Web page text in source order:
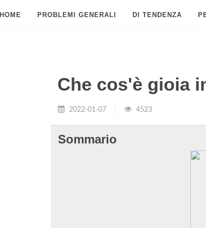
PROBLEMI GENERALI DI TENDENZA
Che cos'è gioia
2022-01-07 4523
Sommario